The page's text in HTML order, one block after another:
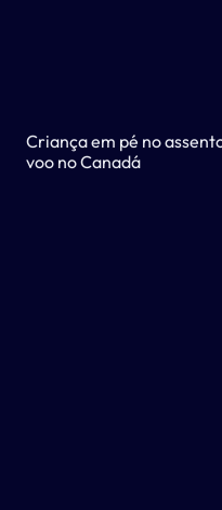
Criança em pé no
voo no Canadá